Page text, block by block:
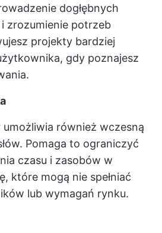
dogłębnych
zrozumienie potrzeb
projekty bardziej
gdy poznajesz
również wczesną
Pomaga to ograniczyć
czasu i zasobów w
które mogą nie spełniać
lub wymagań rynku.